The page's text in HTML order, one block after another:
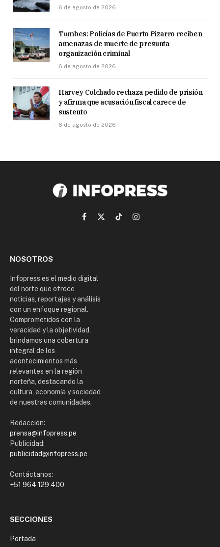
6 de agosto de 2026
Tumbes: Policías de Puerto Pizarro reciben
amenazas de muerte de presunta
organización criminal
6 de agosto de 2026
Harvey Colchado rechaza pedido de prisión
y afirma que acusación fiscal carece de
sustento
6 de agosto de 2026
Facebook
X
TikTokInstagram
NOSOTROS
Infopress es el medio digital
del norte que ofrece
noticias, reportajes y análisis
con un enfoque regional.
Comprometidos con la
veracidad y la objetividad,
brindamos una cobertura
integral de los
acontecimientos más
relevantes en la región
norteña, destacando la
cultura, economía y sociedad
de nuestras comunidades.
Redacción:
prensa@infopress.pe
Publicidad:
publicidad@infopress.pe
Contáctanos:
+51 964 129 400
SECCIONES
Portada